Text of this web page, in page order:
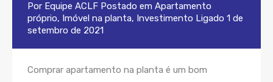
Por Equipe ACLF Postado em Apartamento
próprio, Imóvel na planta, Investimento Ligado 1 de
setembro de 2021
Comprar apartamento na planta é um bom